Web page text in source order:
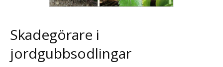
Skadegörare i
jordgubbsodlingar